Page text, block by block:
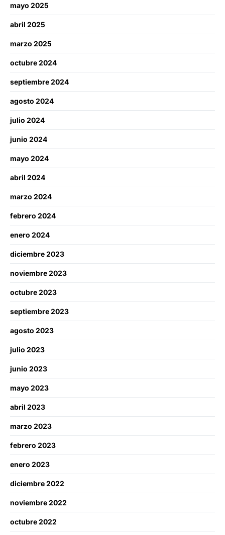
mayo 2025
abril 2025
marzo 2025
octubre 2024
septiembre 2024
agosto 2024
julio 2024
junio 2024
mayo 2024
abril 2024
marzo 2024
febrero 2024
enero 2024
diciembre 2023
noviembre 2023
octubre 2023
septiembre 2023
agosto 2023
julio 2023
junio 2023
mayo 2023
abril 2023
marzo 2023
febrero 2023
enero 2023
diciembre 2022
noviembre 2022
octubre 2022